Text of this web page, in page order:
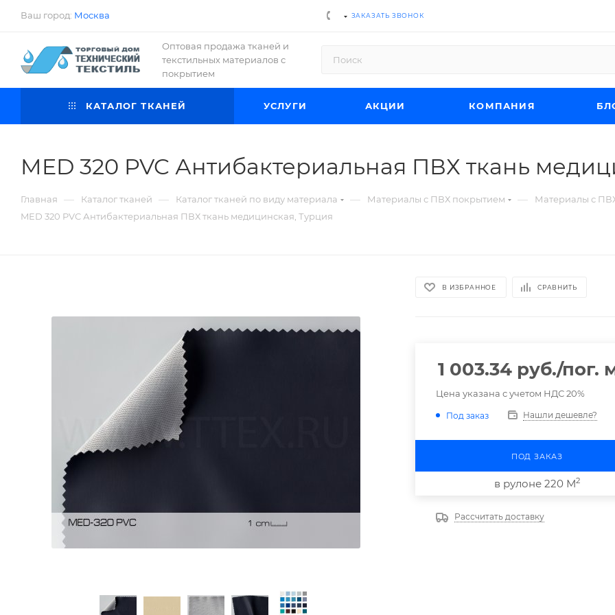
Ваш город: Москва ЗАКАЗАТЬ ЗВОНОК
Оптовая продажа тканей и
текстильных материалов с
покрытием
КАТАЛОГ ТКАНЕЙ УСЛУГИ АКЦИИ КОМПАНИЯ
MED 320 PVC Антибактериальная ПВХ ткань
Главная — Каталог тканей — Каталог тканей по виду материала — Материалы с ПВХ покрытием —
Материалы с
MED 320 PVC Антибактериальная ПВХ ткань медицинская, Турция
В ИЗБРАННОЕ СРАВНИТЬ
1 003.34 руб./пог.
Цена указана с учетом НДС 20%
Под заказ Нашли дешевле?
ПОД ЗАКАЗ
в рулоне 220 М2
Рассчитать доставку